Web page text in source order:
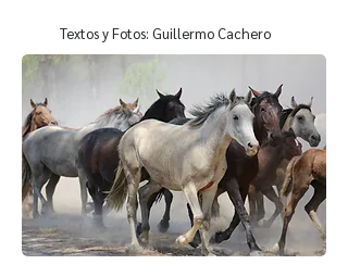
Textos y Fotos: Guillermo Cachero